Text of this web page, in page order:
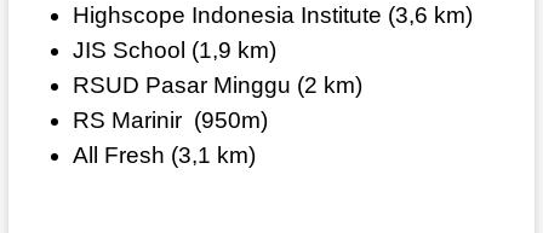
Highscope Indonesia Institute (3,6 km)
JIS School (1,9 km)
RSUD Pasar Minggu (2 km)
RS Marinir (950m)
All Fresh (3,1 km)